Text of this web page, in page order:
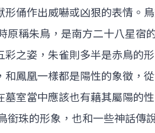
俑作出威嚇或凶狠的表情。
稱朱鳥，是南方二十八星
之姿，朱雀則多半是赤鳥的
鳳凰一樣都是陽性的象徵，
室當中應該也有藉其屬陽的
銜珠的形象，也和一些神話